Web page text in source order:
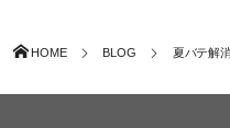
HOME BLOG 夏バテ解